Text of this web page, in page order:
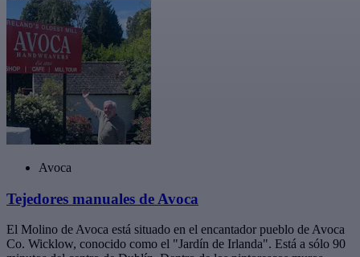
Avoca
Tejedores manuales de Avoca
El Molino de Avoca está situado en el encantador pueblo de Avoca
Co. Wicklow, conocido como el "Jardín de Irlanda". Está a sólo 90